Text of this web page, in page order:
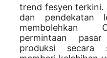
trend fesyen terkini.
dan pendekatan
membolehkan
permintaan
produksi secara